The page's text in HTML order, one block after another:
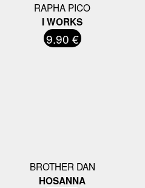
RAPHA PICO
I WORKS
9.90 €
BROTHER DAN
HOSANNA